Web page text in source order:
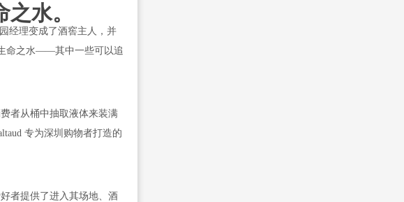
水。
经理变成了酒窖主人，并
命之水——其中一些可以追
者从桶中抽取液体来装满
专为深圳购物者打造的
者提供了进入其场地、酒